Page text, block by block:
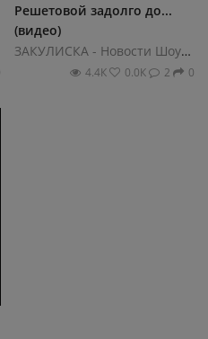
Решетовой задолго до...
(видео)
ЗАКУЛИСКА - Новости ШоуБиза
4.4К 0.0К 2 0